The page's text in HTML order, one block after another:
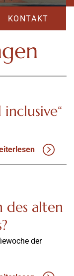
KONTAKT
alten
der